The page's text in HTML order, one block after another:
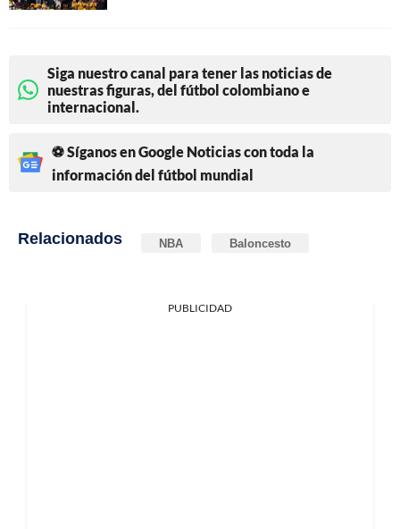
Siga nuestro canal para tener las noticias de
nuestras figuras, del fútbol colombiano e
internacional.
⚽ Síganos en Google Noticias con toda la
información del fútbol mundial
Relacionados NBA Baloncesto
PUBLICIDAD